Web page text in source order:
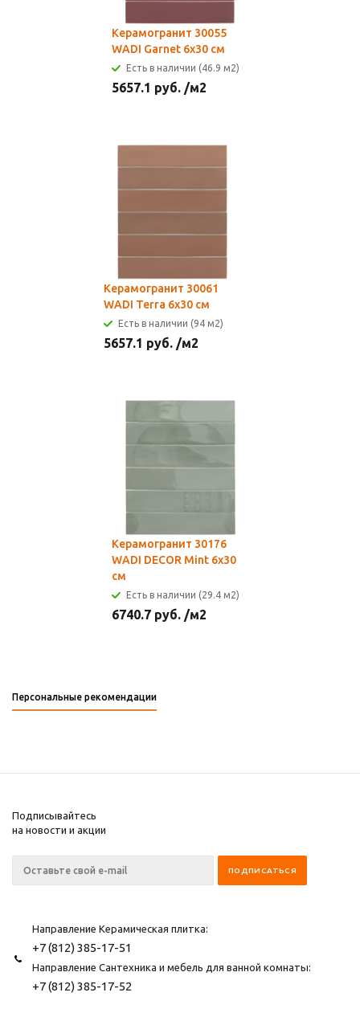
Керамогранит 30055
WADI Garnet 6x30 см
Есть в наличии (46.9 м2)
5657.1 руб. /м2
Керамогранит 30061
WADI Terra 6x30 см
Есть в наличии (94 м2)
5657.1 руб. /м2
Керамогранит 30176
WADI DECOR Mint 6x30
см
Есть в наличии (29.4 м2)
6740.7 руб. /м2
Персональные рекомендации
Подписывайтесь
на новости и акции
Направление Керамическая плитка:
+7 (812) 385-17-51
Направление Сантехника и мебель для ванной комнаты:
+7 (812) 385-17-52